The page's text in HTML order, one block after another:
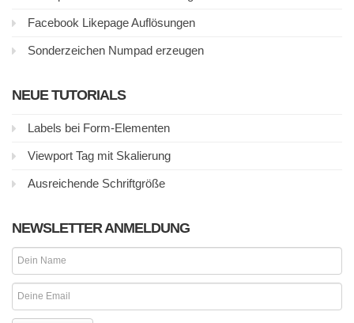
Facebook Likepage Auflösungen
Sonderzeichen Numpad erzeugen
NEUE TUTORIALS
Labels bei Form-Elementen
Viewport Tag mit Skalierung
Ausreichende Schriftgröße
NEWSLETTER ANMELDUNG